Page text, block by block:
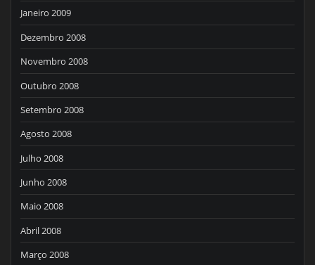
Janeiro 2009
Dezembro 2008
Novembro 2008
Outubro 2008
Setembro 2008
Agosto 2008
Julho 2008
Junho 2008
Maio 2008
Abril 2008
Março 2008